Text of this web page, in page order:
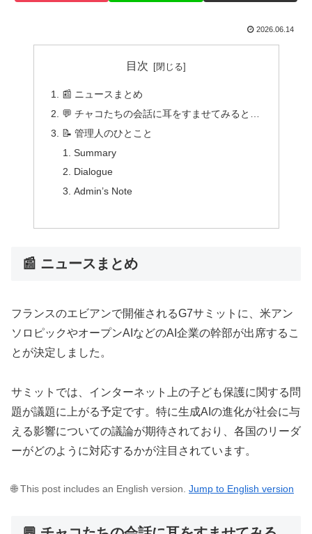
2026.06.14
目次
📰 ニュースまとめ
💬 チャコたちの会話に耳をすませてみると…
📝 管理人のひとこと
Summary
Dialogue
Admin’s Note
📰 ニュースまとめ
フランスのエビアンで開催されるG7サミットに、米アン
ソロピックやオープンAIなどのAI企業の幹部が出席するこ
とが決定しました。
サミットでは、インターネット上の子ども保護に関する問
題が議題に上がる予定です。特に生成AIの進化が社会に与
える影響についての議論が期待されており、各国のリーダ
ーがどのように対応するかが注目されています。
🌐 This post includes an English version. Jump to English version